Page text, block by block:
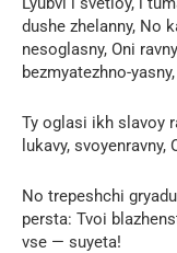
dushe zhelanny, No
nesoglasny, Oni
bezmyatezhno-
Ty oglasi ikh slavoy
lukavy,
No trepeshchi
persta: Tvoi
vse — suyeta!